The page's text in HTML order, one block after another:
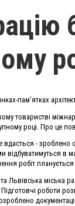
пам’ятках
товаристві
році. Про це
вдасться -
відбуватимуться в
робіт
Львівська міська
роботи